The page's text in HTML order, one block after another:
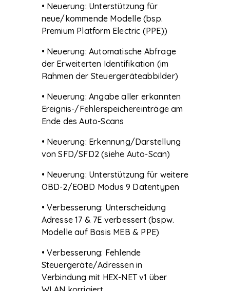
• Neuerung: Unterstützung für
neue/kommende Modelle (bsp.
Premium Platform Electric (PPE))
• Neuerung: Automatische Abfrage
der Erweiterten Identifikation (im
Rahmen der Steuergeräteabbilder)
• Neuerung: Angabe aller erkannten
Ereignis-/Fehlerspeichereinträge am
Ende des Auto-Scans
• Neuerung: Erkennung/Darstellung
von SFD/SFD2 (siehe Auto-Scan)
• Neuerung: Unterstützung für weitere
OBD-2/EOBD Modus 9 Datentypen
• Verbesserung: Unterscheidung
Adresse 17 & 7E verbessert (bspw.
Modelle auf Basis MEB & PPE)
• Verbesserung: Fehlende
Steuergeräte/Adressen in
Verbindung mit HEX-NET v1 über